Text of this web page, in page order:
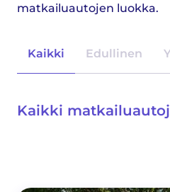
matkailuautojen luokka.
Kaikki Edullinen
Kaikki